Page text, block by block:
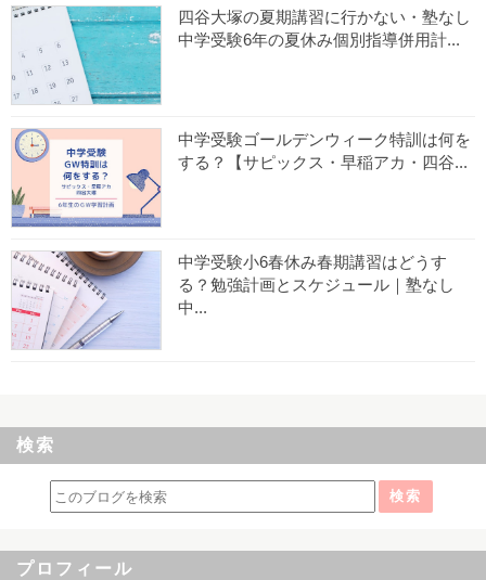
四谷大塚の夏期講習に行かない・塾なし
中学受験6年の夏休み個別指導併用計...
中学受験ゴールデンウィーク特訓は何を
する？【サピックス・早稲アカ・四谷...
中学受験小6春休み春期講習はどうす
る？勉強計画とスケジュール｜塾なし
中...
検索
プロフィール